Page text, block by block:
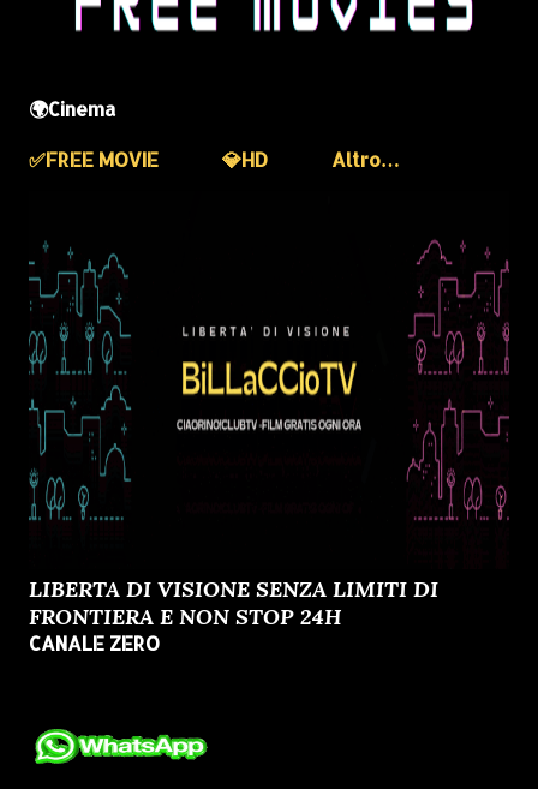
🌍Cinema
✅️FREE MOVIE
💎HD Altro…
LIBERTA DI VISIONE SENZA LIMITI DI
FRONTIERA E NON STOP 24H
CANALE ZERO